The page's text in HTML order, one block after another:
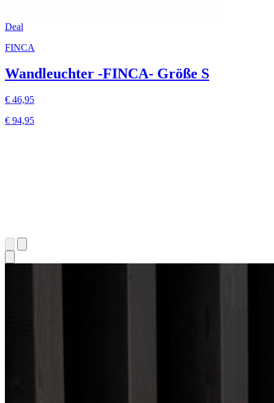
Deal
FINCA
Wandleuchter -FINCA- Größe S
€ 46,95
€ 94,95